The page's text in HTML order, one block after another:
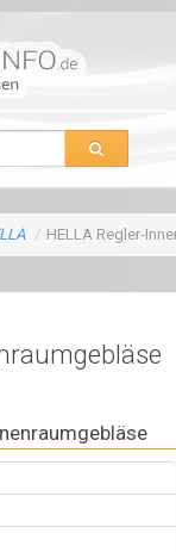
/ HELLA Regler-